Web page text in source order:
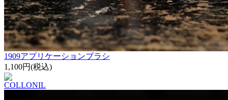
1909アプリケーションブラシ
1,100円(税込)
COLLONIL